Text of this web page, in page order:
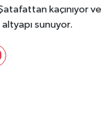
kaçınıyor ve
sunuyor.